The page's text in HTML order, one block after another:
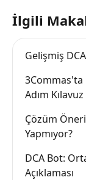
İlgili
Gelişmiş
3Commas'ta
Adım Kılavuz
Çözüm
Yapmıyor?
DCA Bot:
Açıklaması